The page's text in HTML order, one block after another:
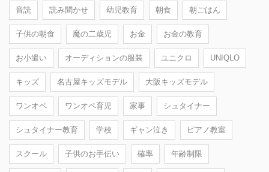
音読 読み聞かせ 幼児教育 朝食 朝ごはん
子供の朝食 魔の二歳児 お金 お金の教育
お小遣い オーディションの服装 ユニクロ UNIQLO
キッズ 名古屋キッズモデル 大阪キッズモデル
ワンオペ ワンオペ育児 家事 シュタイナー
シュタイナー教育 学校 ギャン泣き ピアノ教室
スクール 子供のお手伝い 確率 年齢制限